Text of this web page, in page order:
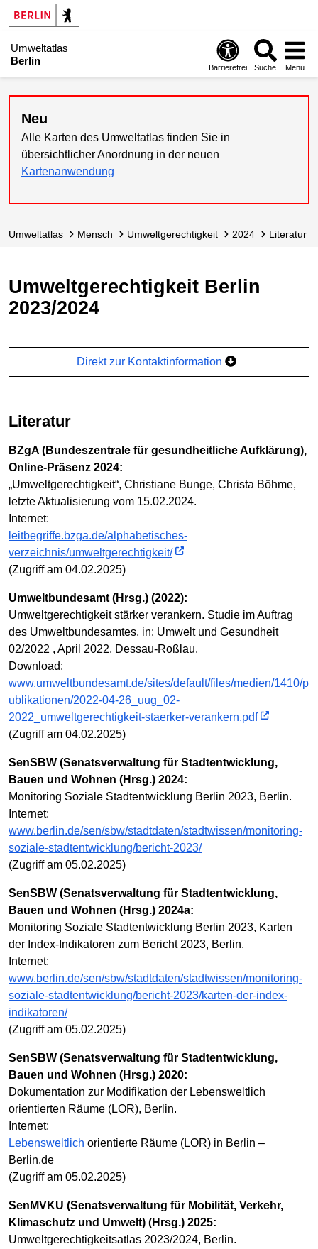
Umweltatlas
Berlin
Barrierefrei Suche Menü
Neu
Alle Karten des Umweltatlas finden Sie in
übersichtlicher Anordnung in der neuen
Kartenanwendung
Umweltatlas Mensch Umwelt­gerechtigkeit 2024 Literatur
Umweltgerechtigkeit Berlin
2023/2024
Direkt zur Kontaktinformation
Literatur
BZgA (Bundeszentrale für gesundheitliche Aufklärung),
Online-Präsenz 2024:
„Umweltgerechtigkeit“, Christiane Bunge, Christa Böhme,
letzte Aktualisierung vom 15.02.2024.
Internet:
leitbegriffe.bzga.de/alphabetisches-
verzeichnis/umweltgerechtigkeit/
(Zugriff am 04.02.2025)
Umweltbundesamt (Hrsg.) (2022):
Umweltgerechtigkeit stärker verankern. Studie im Auftrag
des Umweltbundesamtes, in: Umwelt und Gesundheit
02/2022 , April 2022, Dessau-Roßlau.
Download:
www.umweltbundesamt.de/sites/default/files/medien/1410/p
ublikationen/2022-04-26_uug_02-
2022_umweltgerechtigkeit-staerker-verankern.pdf
(Zugriff am 04.02.2025)
SenSBW (Senatsverwaltung für Stadtentwicklung,
Bauen und Wohnen (Hrsg.) 2024:
Monitoring Soziale Stadtentwicklung Berlin 2023, Berlin.
Internet:
www.berlin.de/sen/sbw/stadtdaten/stadtwissen/monitoring-
soziale-stadtentwicklung/bericht-2023/
(Zugriff am 05.02.2025)
SenSBW (Senatsverwaltung für Stadtentwicklung,
Bauen und Wohnen (Hrsg.) 2024a:
Monitoring Soziale Stadtentwicklung Berlin 2023, Karten
der Index-Indikatoren zum Bericht 2023, Berlin.
Internet:
www.berlin.de/sen/sbw/stadtdaten/stadtwissen/monitoring-
soziale-stadtentwicklung/bericht-2023/karten-der-index-
indikatoren/
(Zugriff am 05.02.2025)
SenSBW (Senatsverwaltung für Stadtentwicklung,
Bauen und Wohnen (Hrsg.) 2020:
Dokumentation zur Modifikation der Lebensweltlich
orientierten Räume (LOR), Berlin.
Internet:
Lebensweltlich orientierte Räume (LOR) in Berlin –
Berlin.de
(Zugriff am 05.02.2025)
SenMVKU (Senatsverwaltung für Mobilität, Verkehr,
Klimaschutz und Umwelt) (Hrsg.) 2025:
Umweltgerechtigkeitsatlas 2023/2024, Berlin.